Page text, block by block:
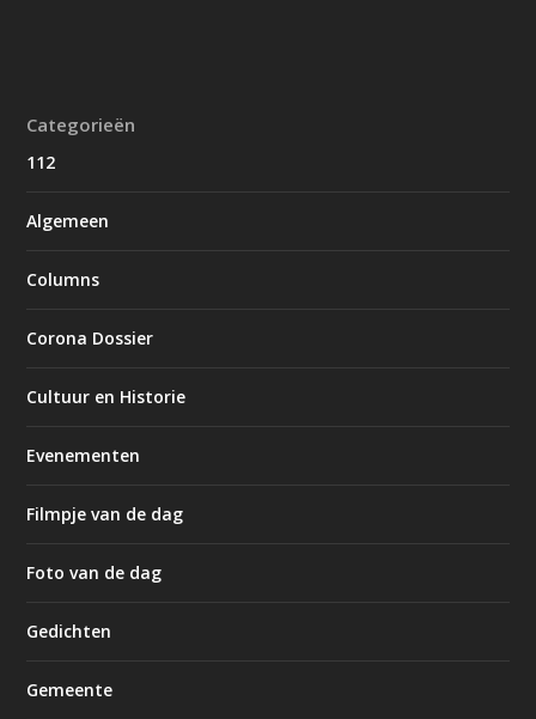
Categorieën
112
Algemeen
Columns
Corona Dossier
Cultuur en Historie
Evenementen
Filmpje van de dag
Foto van de dag
Gedichten
Gemeente